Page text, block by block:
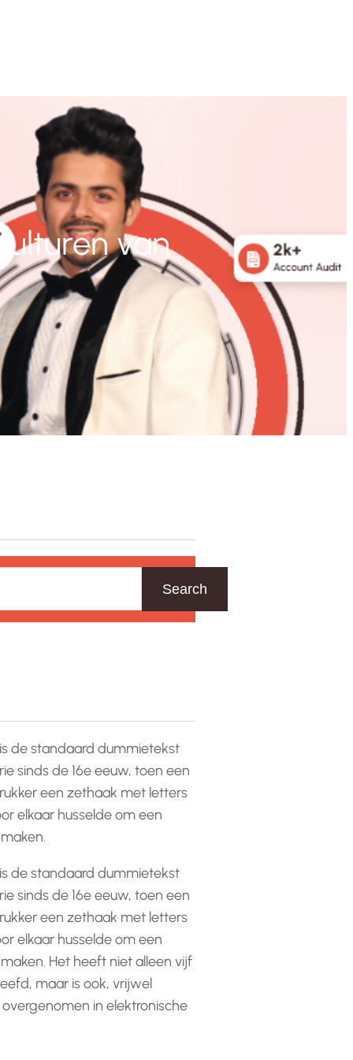
van
Search
de standaard dummietekst
sinds de 16e eeuw, toen een
een zethaak met letters
elkaar husselde om een
de standaard dummietekst
sinds de 16e eeuw, toen een
een zethaak met letters
elkaar husselde om een
Het heeft niet alleen vijf
maar is ook, vrijwel
in elektronische